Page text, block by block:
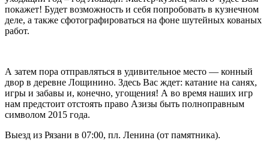
покажет! Будет возможность и себя попробовать в кузнечном
деле, а также сфотографироваться на фоне шутейных кованых
работ.
А затем пора отправляться в удивительное место — конный
двор в деревне Лощинино. Здесь Вас ждет: катание на санях,
игры и забавы и, конечно, угощения! А во время наших игр
нам предстоит отстоять право Азизы быть полноправным
символом 2015 года.
Выезд из Рязани в 07:00, пл. Ленина (от памятника).